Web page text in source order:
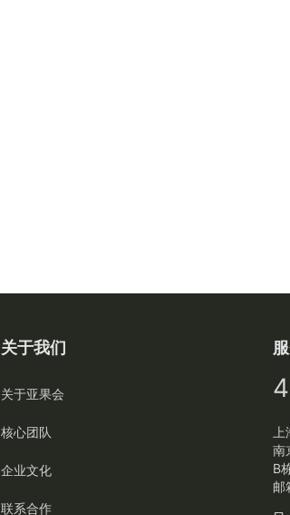
关于我们
关于亚果会
核心团队
企业文化
联系合作
南
B
邮